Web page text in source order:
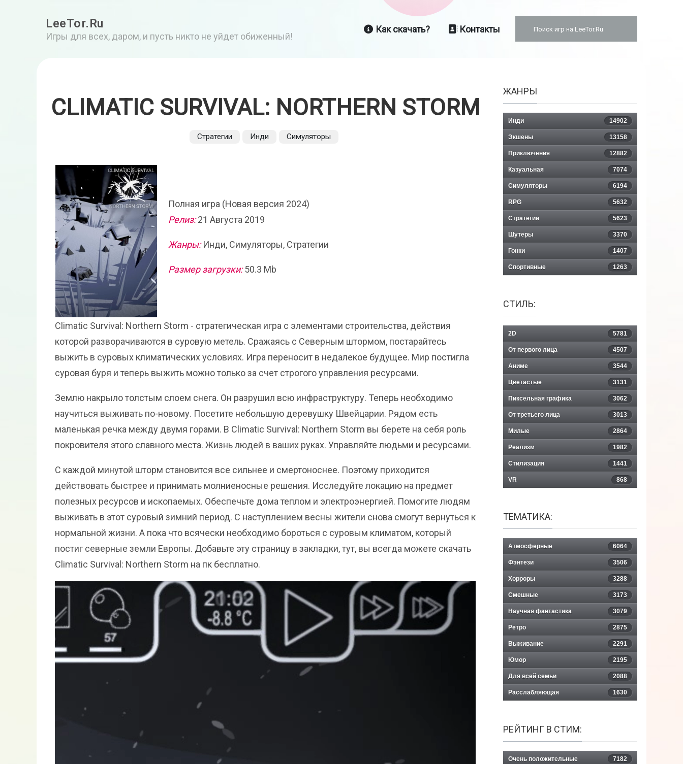
LeeTor.Ru
Игры для всех, даром, и пусть никто не уйдет обиженный!
Как скачать? Контакты
CLIMATIC SURVIVAL: NORTHERN STORM
Стратегии Инди Симуляторы
Полная игра (Новая версия 2024)
Релиз:21 Августа 2019
Жанры:Инди, Симуляторы, Стратегии
Размер загрузки:50.3 Mb
Climatic Survival: Northern Storm - стратегическая игра с элементами строительства, действия
которой разворачиваются в суровую метель. Сражаясь с Северным штормом, постарайтесь
выжить в суровых климатических условиях. Игра переносит в недалекое будущее. Мир постигла
суровая буря и теперь выжить можно только за счет строгого управления ресурсами.
Землю накрыло толстым слоем снега. Он разрушил всю инфраструктуру. Теперь необходимо
научиться выживать по-новому. Посетите небольшую деревушку Швейцарии. Рядом есть
маленькая речка между двумя горами. В Climatic Survival: Northern Storm вы берете на себя роль
покровителя этого славного места. Жизнь людей в ваших руках. Управляйте людьми и ресурсами.
С каждой минутой шторм становится все сильнее и смертоноснее. Поэтому приходится
действовать быстрее и принимать молниеносные решения. Исследуйте локацию на предмет
полезных ресурсов и ископаемых. Обеспечьте дома теплом и электроэнергией. Помогите людям
выживать в этот суровый зимний период. С наступлением весны жители снова смогут вернуться к
нормальной жизни. А пока что всячески необходимо бороться с суровым климатом, который
постиг северные земли Европы. Добавьте эту страницу в закладки, тут, вы всегда можете скачать
Climatic Survival: Northern Storm на пк бесплатно.
ЖАНРЫ
Инди 14902
Экшены 13158
Приключения 12882
Казуальная 7074
Симуляторы 6194
RPG 5632
Стратегии 5623
Шутеры 3370
Гонки 1407
Спортивные 1263
СТИЛЬ:
2D 5781
От первого лица 4507
Аниме 3544
Цветастые 3131
Пиксельная графика 3062
От третьего лица 3013
Милые 2864
Реализм 1982
Стилизация 1441
VR 868
ТЕМАТИКА:
Атмосферные 6064
Фэнтези 3506
Хорроры 3288
Смешные 3173
Научная фантастика 3079
Ретро 2875
Выживание 2291
Юмор 2195
Для всей семьи 2088
Расслабляющая 1630
РЕЙТИНГ В СТИМ:
Очень положительные 7182